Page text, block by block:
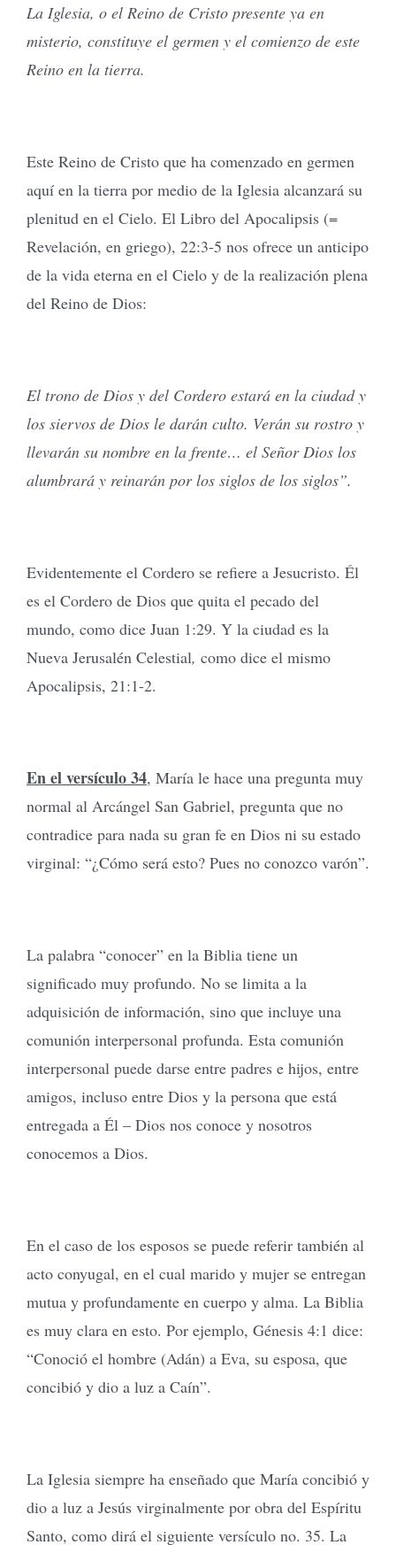
La Iglesia, o el Reino de Cristo presente ya en
misterio, constituye el germen y el comienzo de este
Reino en la tierra.
Este Reino de Cristo que ha comenzado en germen
aquí en la tierra por medio de la Iglesia alcanzará su
plenitud en el Cielo. El Libro del Apocalipsis (=
Revelación, en griego), 22:3-5 nos ofrece un anticipo
de la vida eterna en el Cielo y de la realización plena
del Reino de Dios:
El trono de Dios y del Cordero estará en la ciudad y
los siervos de Dios le darán culto. Verán su rostro y
llevarán su nombre en la frente… el Señor Dios los
alumbrará y reinarán por los siglos de los siglos”.
Evidentemente el Cordero se refiere a Jesucristo. Él
es el Cordero de Dios que quita el pecado del
mundo, como dice Juan 1:29. Y la ciudad es la
Nueva Jerusalén Celestial, como dice el mismo
Apocalipsis, 21:1-2.
En el versículo 34, María le hace una pregunta muy
normal al Arcángel San Gabriel, pregunta que no
contradice para nada su gran fe en Dios ni su estado
virginal: “¿Cómo será esto? Pues no conozco varón”.
La palabra “conocer” en la Biblia tiene un
significado muy profundo. No se limita a la
adquisición de información, sino que incluye una
comunión interpersonal profunda. Esta comunión
interpersonal puede darse entre padres e hijos, entre
amigos, incluso entre Dios y la persona que está
entregada a Él – Dios nos conoce y nosotros
conocemos a Dios.
En el caso de los esposos se puede referir también al
acto conyugal, en el cual marido y mujer se entregan
mutua y profundamente en cuerpo y alma. La Biblia
es muy clara en esto. Por ejemplo, Génesis 4:1 dice:
“Conoció el hombre (Adán) a Eva, su esposa, que
concibió y dio a luz a Caín”.
La Iglesia siempre ha enseñado que María concibió y
dio a luz a Jesús virginalmente por obra del Espíritu
Santo, como dirá el siguiente versículo no. 35. La